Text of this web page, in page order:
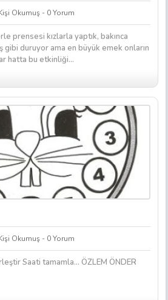
Okumuş - 0 Yorum
prensesi kızlarla yaptık, bakınca
gibi duruyor ama en büyük emek onların
hatta bu etkinliği...
Okumuş - 0 Yorum
Saati tamamla… ÖZLEM ÖNDER